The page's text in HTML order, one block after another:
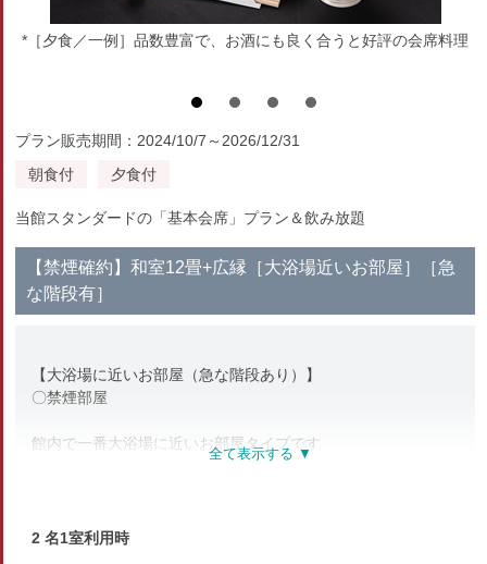
*［夕食／一例］品数豊富で、お酒にも良く合うと好評の会席料理
プラン販売期間：2024/10/7～2026/12/31
朝食付
夕食付
当館スタンダードの「基本会席」プラン＆飲み放題
【禁煙確約】和室12畳+広縁［大浴場近いお部屋］［急
な階段有］
【大浴場に近いお部屋（急な階段あり）】
〇禁煙部屋
館内で一番大浴場に近いお部屋タイプです
客室までは急な階段がございますので、小さなお子様・足の悪
2 名1室利用時